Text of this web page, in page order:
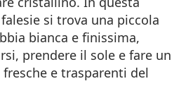
si trova una piccola
bianca e finissima,
prendere il sole e fare un
e trasparenti del